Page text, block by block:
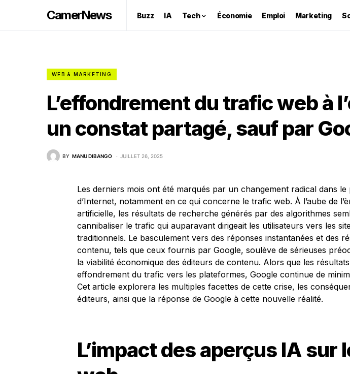
CamerNews Buzz IA Tech Économie Emploi Marketing
WEB & MARKETING
L’effondrement du trafic web à
un constat partagé, sauf par
BY MANU DIBANGO JUILLET 26, 2025
Les derniers mois ont été marqués par un changement radical dans le
d’Internet, notamment en ce qui concerne le trafic web. À l’aube de
artificielle, les résultats de recherche générés par des algorithmes
cannibaliser le trafic qui auparavant dirigeait les utilisateurs vers les
traditionnels. Le basculement vers des réponses instantanées et des
contenu, tels que ceux fournis par Google, soulève de sérieuses
la viabilité économique des éditeurs de contenu. Alors que les
effondrement du trafic vers les plateformes, Google continue de
Cet article explorera les multiples facettes de cette crise, les
éditeurs, ainsi que la réponse de Google à cette nouvelle réalité.
L’impact des aperçus IA sur